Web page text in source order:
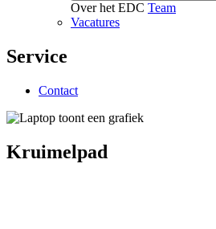
Over het EDC Team
Vacatures
Service
Contact
Kruimelpad